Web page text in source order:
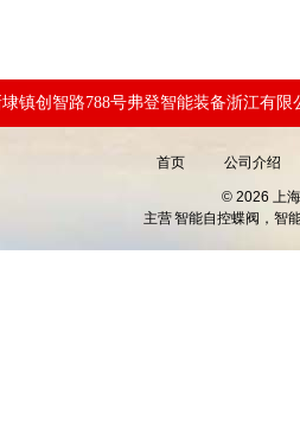
镇创智路788号弗登智能装备浙江有限
首页 公司介绍
© 2026 上
主营智能自控蝶阀，智